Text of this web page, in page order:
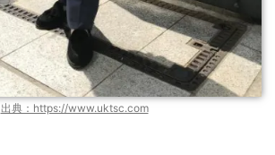
出典：https://www.uktsc.com